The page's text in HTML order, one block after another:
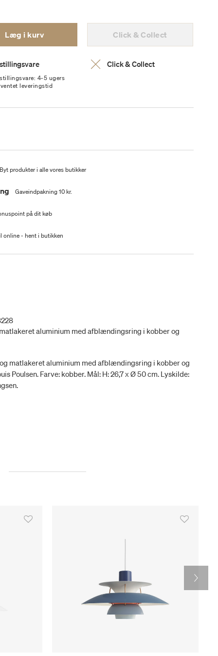
Læg i kurv Click & Collect
4-5 ugers
leveringstid
Click & Collect
Byt produkter i alle vores butikker
Gaveindpakning 10 kr.
på dit køb
online - hent i butikken
aluminium med afblændingsring i kobber og
matlakeret aluminium med afblændingsring i kobber og
Poulsen. Farve: kobber. Mål: H: 26,7 x Ø 50 cm. Lyskilde: